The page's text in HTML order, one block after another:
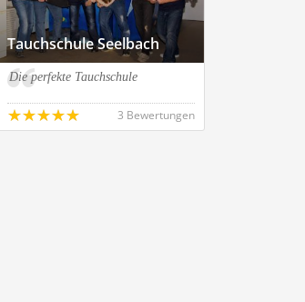
Tauchschule Seelbach
Die perfekte Tauchschule
3 Bewertungen